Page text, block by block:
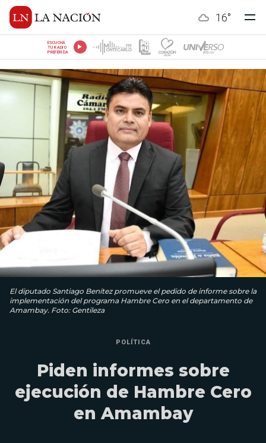
16°
ESCUCHÁ
TU RADIO
PREFERIDA
El diputado Santiago Benítez promueve el pedido de informe sobre la
implementación del programa Hambre Cero en el departamento de
Amambay. Foto: Gentileza
POLÍTICA
Piden informes sobre
ejecución de Hambre Cero
en Amambay